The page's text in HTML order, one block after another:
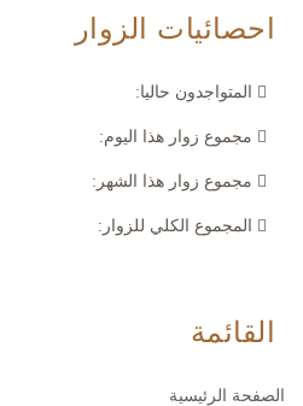
احصائيات الزوار
المتواجدون حاليا:
مجموع زوار هذا اليوم:
مجموع زوار هذا الشهر:
المجموع الكلي للزوار:
القائمة
الصفحة الرئيسية